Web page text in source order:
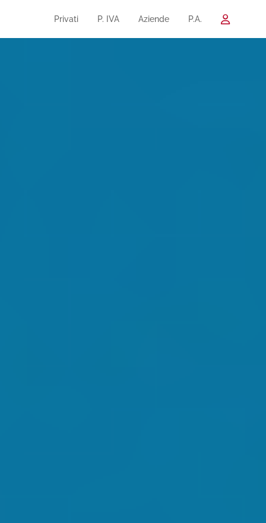
Privati P. IVA Aziende P.A.